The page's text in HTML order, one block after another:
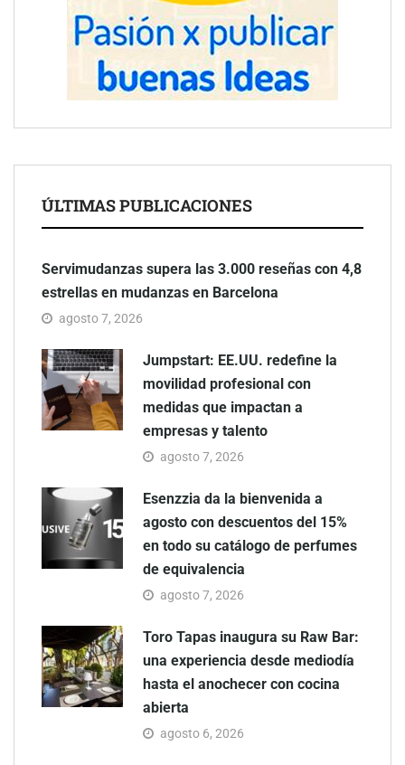
ÚLTIMAS PUBLICACIONES
Servimudanzas supera las 3.000 reseñas con 4,8
estrellas en mudanzas en Barcelona
agosto 7, 2026
Jumpstart: EE.UU. redefine la
movilidad profesional con
medidas que impactan a
empresas y talento
agosto 7, 2026
Esenzzia da la bienvenida a
agosto con descuentos del 15%
en todo su catálogo de perfumes
de equivalencia
agosto 7, 2026
Toro Tapas inaugura su Raw Bar:
una experiencia desde mediodía
hasta el anochecer con cocina
abierta
agosto 6, 2026